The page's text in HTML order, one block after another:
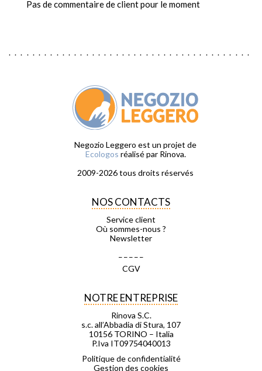
Pas de commentaire de client pour le moment
Negozio Leggero est un projet de
Ecologos réalisé par Rinova.
2009-2026 tous droits réservés
NOS CONTACTS
Service client
Où sommes-nous ?
Newsletter
CGV
NOTRE ENTREPRISE
Rinova S.C.
s.c. all’Abbadia di Stura, 107
10156 TORINO – Italia
P.Iva IT09754040013
Politique de confidentialité
Gestion des cookies